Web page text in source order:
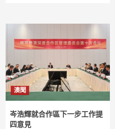
澳聞
岑浩輝就合作區下一步工作提
四意見